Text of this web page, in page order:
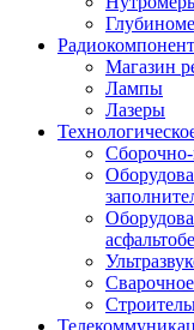
Магазин
Лампы
Лазеры